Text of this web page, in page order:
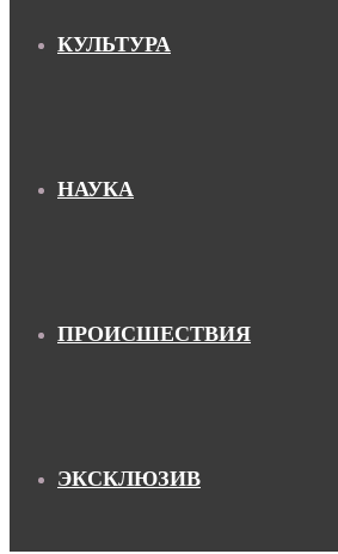
КУЛЬТУРА
НАУКА
ПРОИСШЕСТВИЯ
ЭКСКЛЮЗИВ